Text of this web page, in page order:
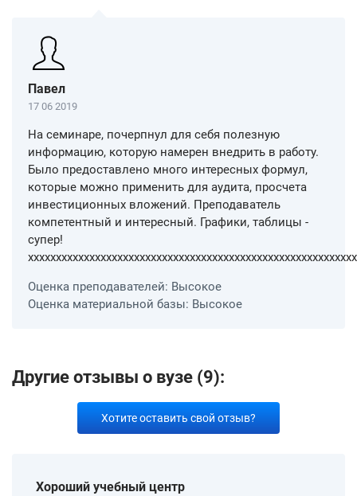
Павел
17 06 2019
На семинаре, почерпнул для себя полезную
информацию, которую намерен внедрить в работу.
Было предоставлено много интересных формул,
которые можно применить для аудита, просчета
инвестиционных вложений. Преподаватель
компетентный и интересный. Графики, таблицы -
супер!
Оценка преподавателей: Высокое
Оценка материальной базы: Высокое
Другие отзывы о вузе (9):
Хотите оставить свой отзыв?
Хороший учебный центр